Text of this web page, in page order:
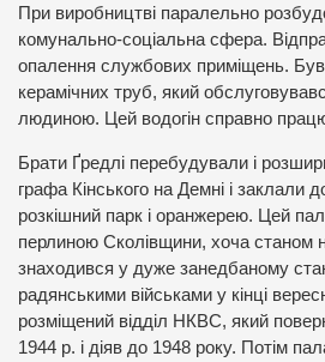
При виробництві паралельно
комунально-соціальна сфера.
опалення службових приміщень. Був
керамічних труб, який
людиною. Цей водогін справно
Брати Ґредлі перебудували і
графа Кінського на Демні і заклали
розкішний парк і оранжерею. Цей
перлиною Сколівщини, хоча станом
знаходився у дуже занедбаному
радянськими військами у кінці
розміщений відділ НКВС, який
1944 р. і діяв до 1948 року. Потім